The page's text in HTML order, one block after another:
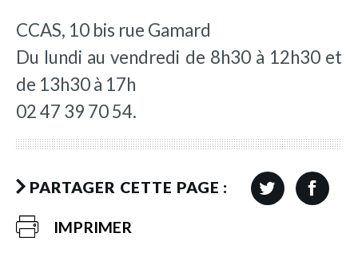
CCAS, 10 bis rue Gamard
Du lundi au vendredi de 8h30 à 12h30 et
de 13h30 à 17h
02 47 39 70 54.
PARTAGER CETTE PAGE :
IMPRIMER